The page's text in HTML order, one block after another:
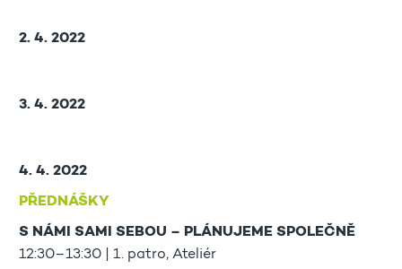
2. 4. 2022
3. 4. 2022
4. 4. 2022
PŘEDNÁŠKY
S NÁMI SAMI SEBOU – PLÁNUJEME SPOLEČNĚ
12:30–13:30 | 1. patro, Ateliér